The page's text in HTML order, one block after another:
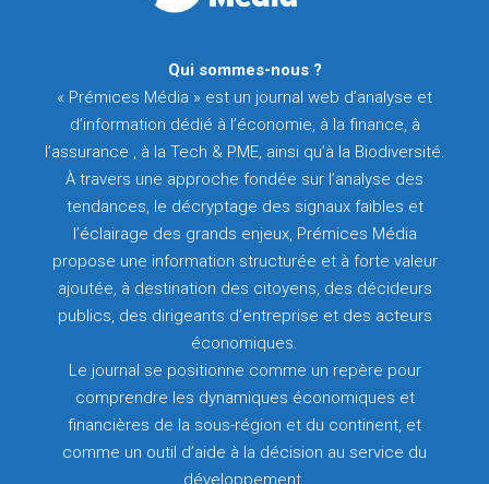
Qui sommes-nous ?
« Prémices Média » est un journal web d’analyse et
d’information dédié à l’économie, à la finance, à
l’assurance , à la Tech & PME, ainsi qu’à la Biodiversité.
À travers une approche fondée sur l’analyse des
tendances, le décryptage des signaux faibles et
l’éclairage des grands enjeux, Prémices Média
propose une information structurée et à forte valeur
ajoutée, à destination des citoyens, des décideurs
publics, des dirigeants d’entreprise et des acteurs
économiques.
Le journal se positionne comme un repère pour
comprendre les dynamiques économiques et
financières de la sous-région et du continent, et
comme un outil d’aide à la décision au service du
développement.